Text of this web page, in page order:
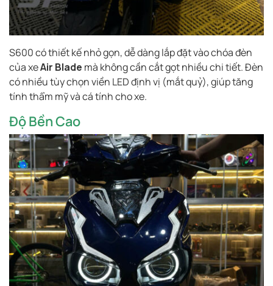
S600 có thiết kế nhỏ gọn, dễ dàng lắp đặt vào chóa đèn
của xeAir Blade mà không cần cắt gọt nhiều chi tiết. Đèn
có nhiều tùy chọn viền LED định vị (mắt quỷ), giúp tăng
tính thẩm mỹ và cá tính cho xe.
Độ Bền Cao